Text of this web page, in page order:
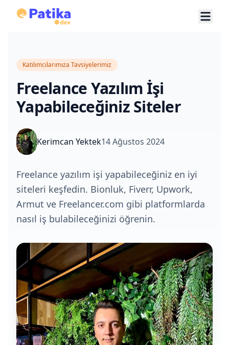
Katılımcılarımıza Tavsiyelerimiz
Freelance Yazılım İşi
Yapabileceğiniz Siteler
Kerimcan Yektek14 Ağustos 2024
Freelance yazılım işi yapabileceğiniz en iyi
siteleri keşfedin. Bionluk, Fiverr, Upwork,
Armut ve Freelancer.com gibi platformlarda
nasıl iş bulabileceğinizi öğrenin.